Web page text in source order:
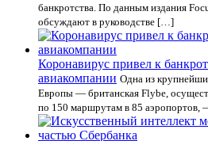
банкротства. По данным издания
обсуждают в руководстве […]
Коронавирус привел к
авиакомпании Одна из
Европы — британская Flybe,
по 150 маршрутам в 85